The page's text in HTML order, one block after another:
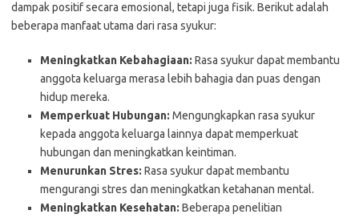
dampak positif secara emosional, tetapi juga fisik. Berikut adalah
beberapa manfaat utama dari rasa syukur:
Meningkatkan Kebahagiaan: Rasa syukur dapat membantu
anggota keluarga merasa lebih bahagia dan puas dengan
hidup mereka.
Memperkuat Hubungan: Mengungkapkan rasa syukur
kepada anggota keluarga lainnya dapat memperkuat
hubungan dan meningkatkan keintiman.
Menurunkan Stres: Rasa syukur dapat membantu
mengurangi stres dan meningkatkan ketahanan mental.
Meningkatkan Kesehatan: Beberapa penelitian